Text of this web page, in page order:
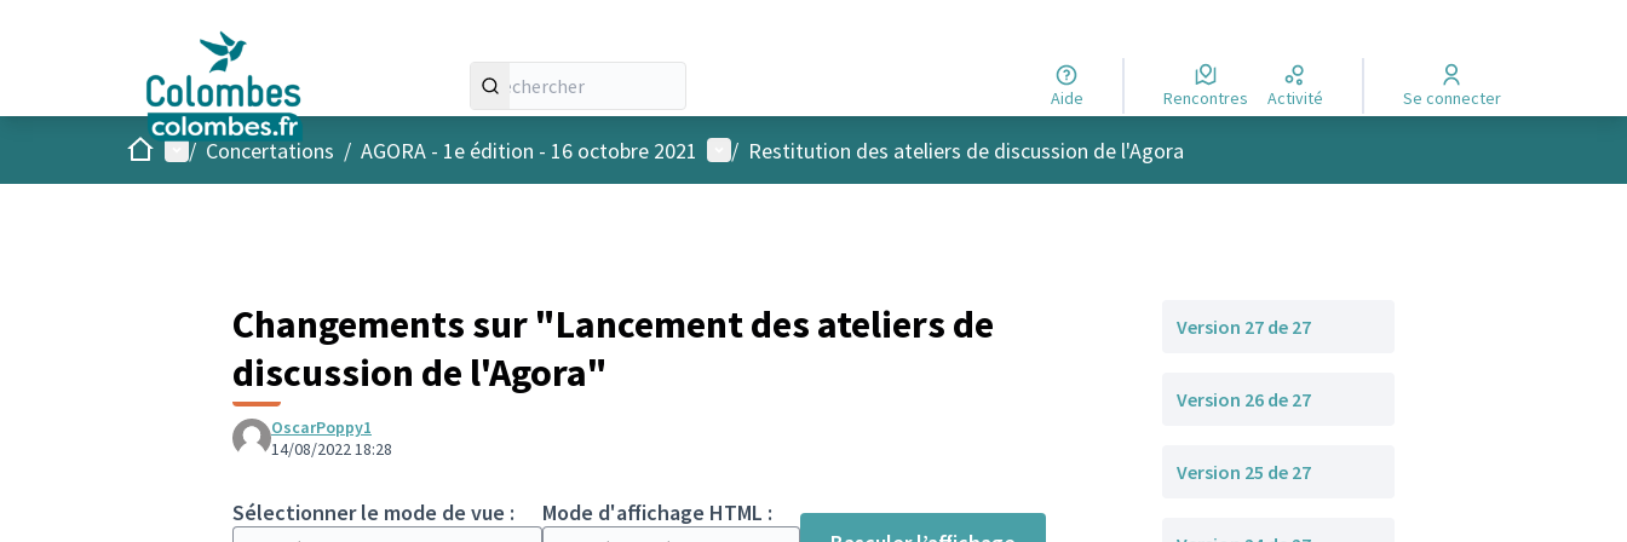
Aide Rencontres Activité Se connecter
AccueilMenu principal
/ Concertations / AGORA - 1e édition - 16 octobre 2021 Menu utilisateur
/ Restitution des ateliers de discussion de l'Agora
Changements sur "Lancement des ateliers de
discussion de l'Agora"
OscarPoppy1
14/08/2022 18:28
Sélectionner le mode de vue :
Mode d'affichage HTML :
Version 27 de 27
Version 26 de 27
Version 25 de 27